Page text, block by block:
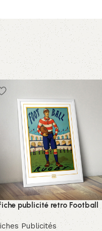
publicité retro Football
Publicités